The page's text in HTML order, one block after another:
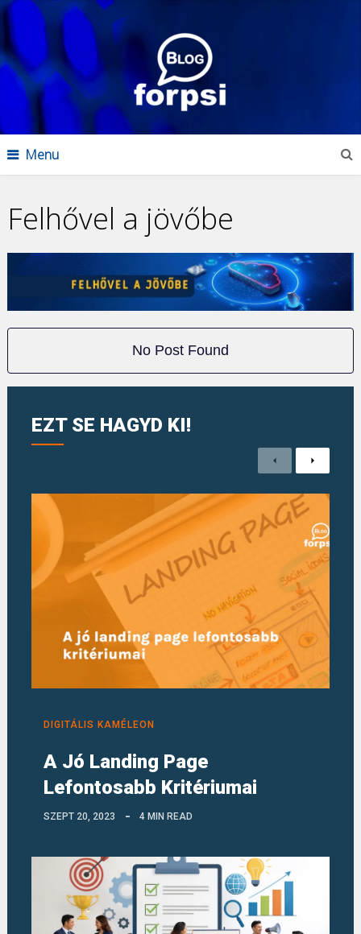
Menu
Felhővel a jövőbe
No Post Found
EZT SE HAGYD KI!
PreviousNext
DIGITÁLIS KAMÉLEON
A Jó Landing Page
Lefontosabb Kritériumai
SZEPT 20, 2023 4 MIN READ